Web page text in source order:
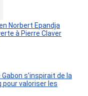
Norbert Epandja
à Pierre Claver
s’inspirait de la
pour valoriser les